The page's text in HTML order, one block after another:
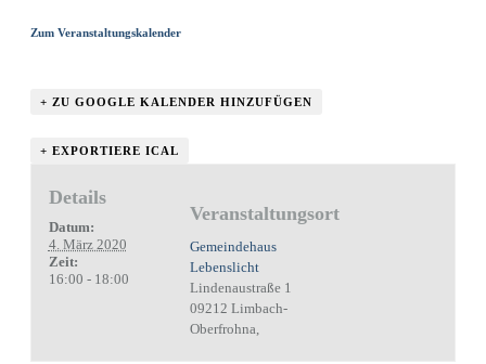
Zum Veranstaltungskalender
+ ZU GOOGLE KALENDER HINZUFÜGEN
+ EXPORTIERE ICAL
Details
Datum:
4. März 2020
Zeit:
16:00 - 18:00
Veranstaltungsort
Gemeindehaus
Lebenslicht
Lindenaustraße 1
09212 Limbach-
Oberfrohna